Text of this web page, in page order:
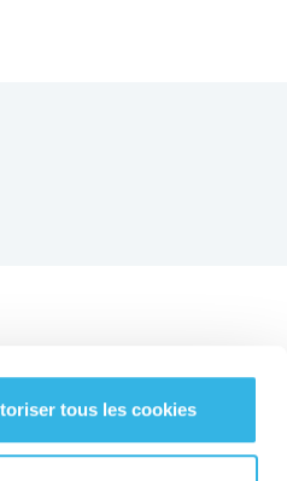
tous les cookies
!